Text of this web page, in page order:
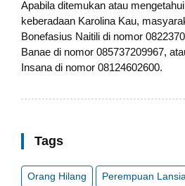
Apabila ditemukan atau
keberadaan Karolina Kau,
Bonefasius Naitili di nomor
Banae di nomor 085737209967,
Insana di nomor 08124602600.
Tags
Orang Hilang Perempuan Lansia